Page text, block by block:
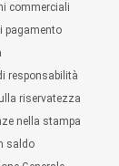
commerciali
pagamento
responsabilità
riservatezza
nella stampa
saldo